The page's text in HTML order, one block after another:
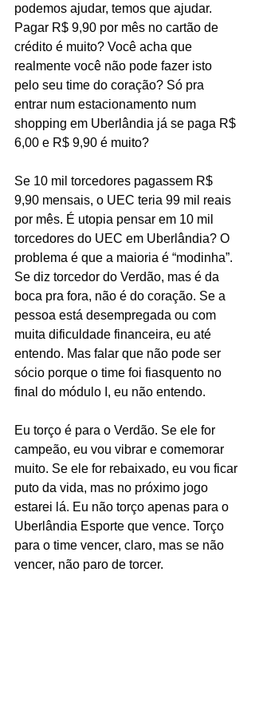
podemos ajudar, temos que ajudar.
Pagar R$ 9,90 por mês no cartão de
crédito é muito? Você acha que
realmente você não pode fazer isto
pelo seu time do coração? Só pra
entrar num estacionamento num
shopping em Uberlândia já se paga R$
6,00 e R$ 9,90 é muito?
Se 10 mil torcedores pagassem R$
9,90 mensais, o UEC teria 99 mil reais
por mês. É utopia pensar em 10 mil
torcedores do UEC em Uberlândia? O
problema é que a maioria é “modinha”.
Se diz torcedor do Verdão, mas é da
boca pra fora, não é do coração. Se a
pessoa está desempregada ou com
muita dificuldade financeira, eu até
entendo. Mas falar que não pode ser
sócio porque o time foi fiasquento no
final do módulo I, eu não entendo.
Eu torço é para o Verdão. Se ele for
campeão, eu vou vibrar e comemorar
muito. Se ele for rebaixado, eu vou ficar
puto da vida, mas no próximo jogo
estarei lá. Eu não torço apenas para o
Uberlândia Esporte que vence. Torço
para o time vencer, claro, mas se não
vencer, não paro de torcer.